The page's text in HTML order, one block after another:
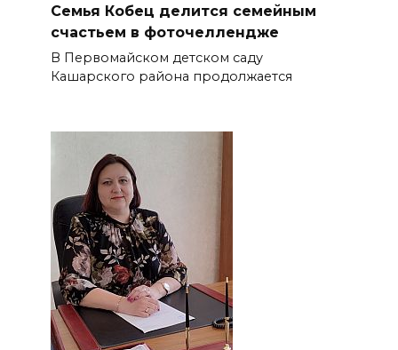
Семья Кобец делится семейным
счастьем в фоточеллендже
В Первомайском детском саду
Кашарского района продолжается